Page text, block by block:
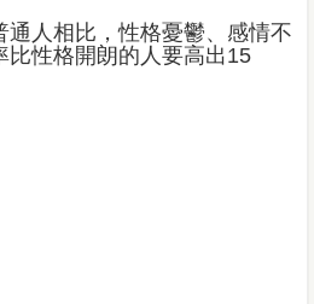
通人相比，性格憂鬱、感情不
比性格開朗的人要高出15